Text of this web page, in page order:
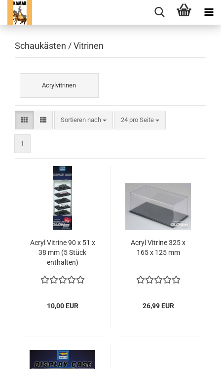
Schaukästen / Vitrinen
Acrylvitrinen
Sortieren nach
Sortieren nach 24 pro Seite
pro Seite
1
Acryl Vitrine 90 x 51 x
38 mm (5 Stück
enthalten)
10,00 EUR
Acryl Vitrine 325 x
165 x 125 mm
26,99 EUR